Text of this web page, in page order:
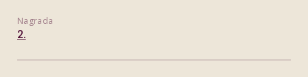
Nagrada
2.